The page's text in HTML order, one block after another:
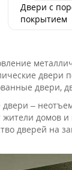
Двери с
покрытием
двери
двери,
–
домов и
дверей на